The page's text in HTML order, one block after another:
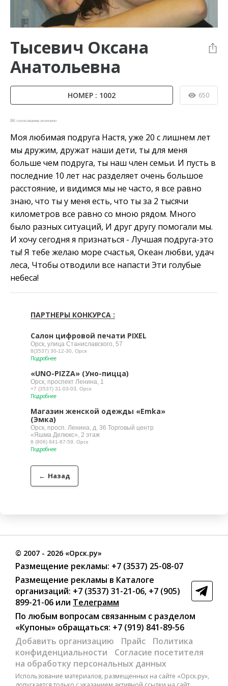
Тысевич Оксана
Анатольевна
НОМЕР : 1002 650
ВК-голосование окончено
Моя любимая подруга Настя, уже 20 с лишнем лет
мы дружим, дружат наши дети, ты для меня
больше чем подруга, ты наш член семьи. И пусть в
последние 10 лет нас разделяет очень большое
расстояние, и видимся мы не часто, я все равно
знаю, что ты у меня есть, что ты за 2 тысячи
километров все равно со мною рядом. Много
было разных ситуаций, И друг другу помогали мы.
И хочу сегодня я признаться - Лучшая подруга-это
ты! Я тебе желаю море счастья, Океан любви, удач
леса, Чтобы отводили все напасти Эти голубые
небеса!
ПАРТНЕРЫ КОНКУРСА :
Салон цифровой печати PIXEL
Орск, улица Станиславского, 57
8(3537) 30-12-30, Орск
Подробнее
«UNO-PIZZA» (Уно-пицца)
Орск, проспект Ленина, 1
+7 (3537) 31-03-03, Орск
Подробнее
Магазин женской одежды «Emka»
(Эмка)
Орск, просп. Ленина, д. 36 Торговый центр
«Яшма Делюкс», 2 этаж
8 (906) 841-87-59, Орск
Подробнее
← Назад
© 2007 - 2026 «Орск.ру»
Размещение рекламы: +7 (3537) 25-08-07
Размещение рекламы в Каталоге
организаций: +7 (3537) 31-21-06, +7 (905)
899-21-06 или Телеграмм
По любым вопросам связанным с разделом
«Купоны» обращаться: +7 (919) 841-89-56
Добавить организацию
Прайс
Политика
конфиденциальности
Согласие посетителя
на обработку персональных данных
Использование материалов, размещенных на сайте «Орск.ру»,